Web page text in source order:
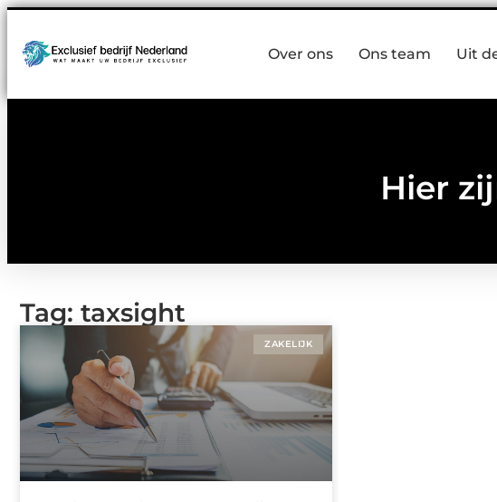
Over ons Ons team Uit
Hier
Tag: taxsight
ZAKELIJK